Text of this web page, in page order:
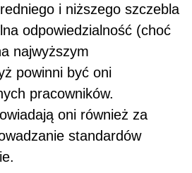
i niższego szczebla
odpowiedzialność (choć
najwyższym
powinni być oni
pracowników.
oni również za
standardów